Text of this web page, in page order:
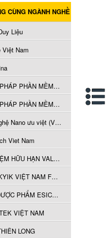
CÙNG NGÀNH NGHỀ
Liệu
Việt Nam
CÔNG TY TNHH GIẢI PHÁP PHẦN MỀM CÔNG TÁC VÀ THANH TOÁN
CÔNG TY TNHH GIẢI PHÁP PHẦN MỀM CÔNG TÁC VÀ THANH TOÁN
Công ty TNHH Công Nghệ Nano ưu việt (Việt Nam)
Viet Nam
CÔNG TY TRÁCH NHIỆM HỮU HẠN VALSPAR (VIỆT NAM)
CÔNG TY TNHH FOOKYIK VIỆT NAM FURNITURE
CÔNG TY CỔ PHẦN DƯỢC PHẨM ESICO VIỆT NAM
VIỆT NAM
LONG